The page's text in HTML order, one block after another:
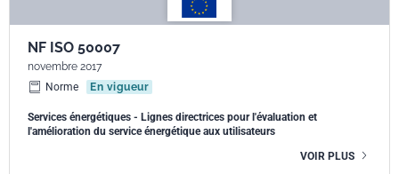
NF ISO 50007
novembre 2017
Norme
En vigueur
Services énergétiques - Lignes directrices pour l'évaluation et
l'amélioration du service énergétique aux utilisateurs
VOIR PLUS